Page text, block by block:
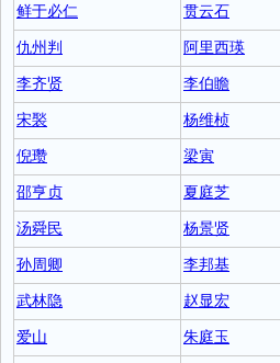
鲜于必仁 贯云石
仇州判 阿里西瑛
李齐贤 李伯瞻
宋褧 杨维桢
倪瓒 梁寅
邵亨贞 夏庭芝
汤舜民 杨景贤
孙周卿 李邦基
武林隐 赵显宏
爱山 朱庭玉